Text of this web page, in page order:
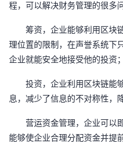
发
学
堂
Programs
的
持
我
程，可以解决财务管理的很多
筹资，企业能够利用区块
理位置的限制，在声誉系统下
企业就能安全地接受他的投资；
投资，企业利用区块链能
息，减少了信息的不对称性，
营运资金管理，企业可以
能够使企业合理分配资金并提